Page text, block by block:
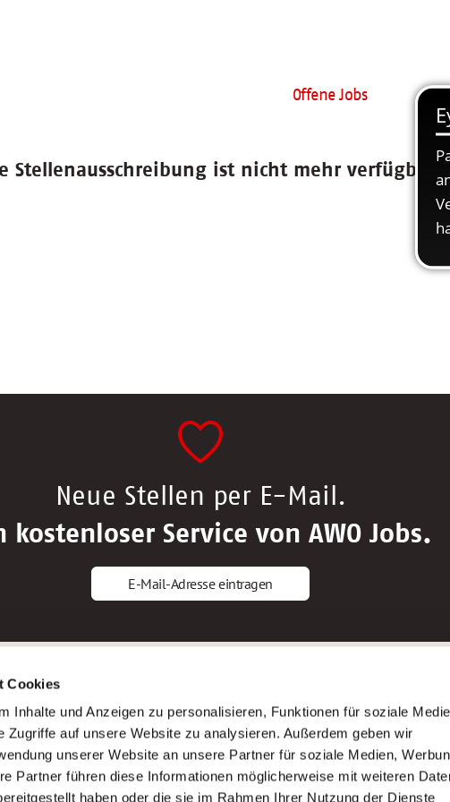
Cookies
Inhalte und Anzeigen zu personalisieren, Funktionen für soziale
Zugriffe auf unsere Website zu analysieren. Außerdem geben wir
unserer Website an unsere Partner für soziale Medien,
Partner führen diese Informationen möglicherweise mit weiteren
haben oder die sie im Rahmen Ihrer Nutzung der Dienste
Offene Jobs
Stellenausschreibung ist nicht mehr verfügbar.
Neue Stellen per E-Mail.
kostenloser Service von AWO Jobs.
E-Mail-Adresse eintragen
Altenpfleger*in
Krankenpfleger*in
Altenpflegehelfer*in
Erzieher*in
AWO Gliederungen nach Bundesland
Stellenangebote nach Bundesländern
Sitemap
Impressum
Datenschutz